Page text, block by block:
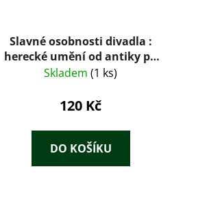
Slavné osobnosti divadla :
herecké umění od antiky po
dnešek
Skladem(1 ks)
120 Kč
DO KOŠÍKU